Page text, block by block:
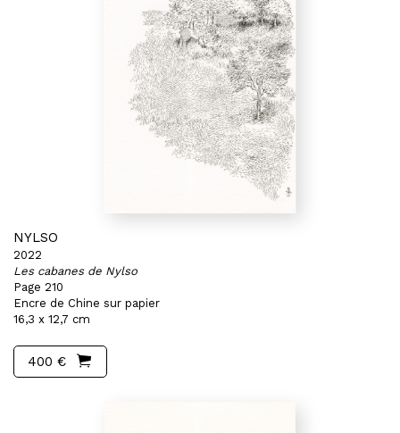
NYLSO
2022
Les cabanes de Nylso
Page 210
Encre de Chine sur papier
16,3 x 12,7 cm
400 €